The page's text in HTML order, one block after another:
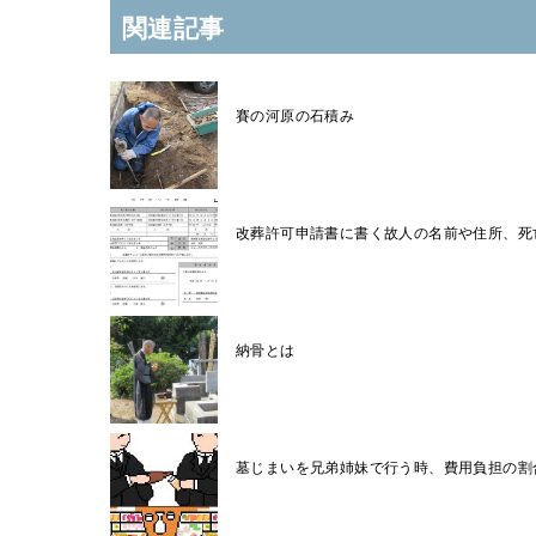
関連記事
賽の河原の石積み
改葬許可申請書に書く故人の名前や住所、死
納骨とは
墓じまいを兄弟姉妹で行う時、費用負担の割